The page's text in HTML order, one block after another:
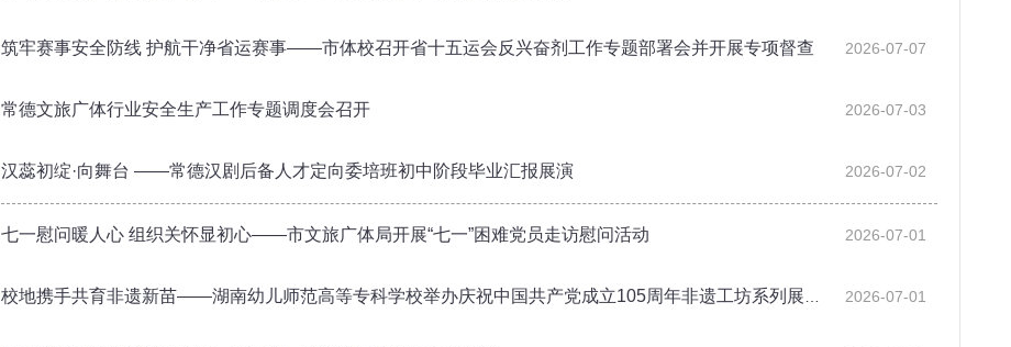
2026-07-07
筑牢赛事安全防线 护航干净省运赛事——市体校召开省十五运会反兴奋剂工作专题部署会并开展专项督查
2026-07-03
常德文旅广体行业安全生产工作专题调度会召开
2026-07-02
汉蕊初绽·向舞台 ——常德汉剧后备人才定向委培班初中阶段毕业汇报展演
2026-07-01
七一慰问暖人心 组织关怀显初心——市文旅广体局开展“七一”困难党员走访慰问活动
2026-07-01
校地携手共育非遗新苗——湖南幼儿师范高等专科学校举办庆祝中国共产党成立105周年非遗工坊系列展演体验活动